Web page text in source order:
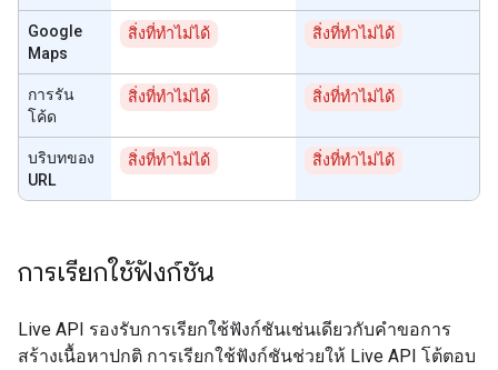
Google
Maps
สิ่งที่ทำไม่ได้ สิ่งที่ทำไม่ได้
การรัน
โค้ด
สิ่งที่ทำไม่ได้ สิ่งที่ทำไม่ได้
บริบทของ
URL
สิ่งที่ทำไม่ได้ สิ่งที่ทำไม่ได้
การเรียกใช้ฟังก์ชัน
Live API รองรับการเรียกใช้ฟังก์ชันเช่นเดียวกับคำขอการ
สร้างเนื้อหาปกติ การเรียกใช้ฟังก์ชันช่วยให้ Live API โต้ตอบ